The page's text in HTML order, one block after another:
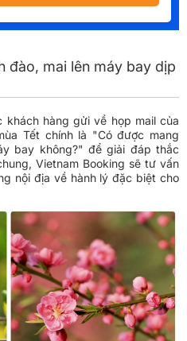
đào, mai lên máy bay dịp
hàng gửi về họp mail của
Tết chính là "Có được mang
bay không?" để giải đáp thắc
Vietnam Booking sẽ tư vấn
nội địa về hành lý đặc biệt cho